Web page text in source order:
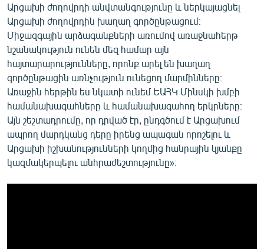
Արցախի ժողովրդի անվտանգությունը և ներկայացնել
Արցախի ժողովրդին խաղաղ գործընթացում։
Միջազգային արձագանքների առումով առաջնահերթ
նշանակություն ունեն մեզ համար այն
հայտարարությունները, որոնք արել են խաղաղ
գործընթացին առնչություն ունեցող մարմինները։
Առաջին հերթին ես նկատի ունեմ ԵԱՀԿ Մինսկի խմբի
համանախագահները և համանախագահող երկրները։
Այն շեշտադրումը, որ դրված էր, ընդգծում է Արցախում
ապրող մարդկանց դերը իրենց ապագան որոշելու և
Արցախի իշխանությունների կողմից հանրային կյանքը
կազմակերպելու անհրաժեշտությունը»։